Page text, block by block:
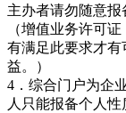
主办者请勿随意报
（增值业务许可
有满足此要求才有
益。）
4．综合门户为企
人只能报备个人性